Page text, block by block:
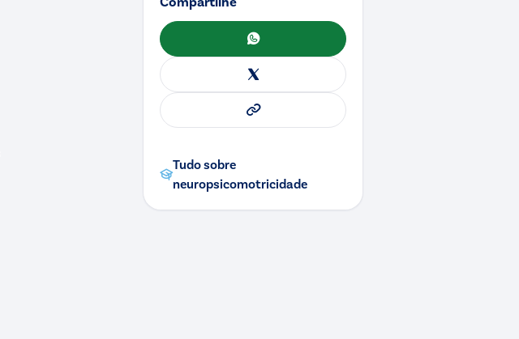
WhatsApp
X
Copiar link
Tudo sobre
neuropsicomotricidade